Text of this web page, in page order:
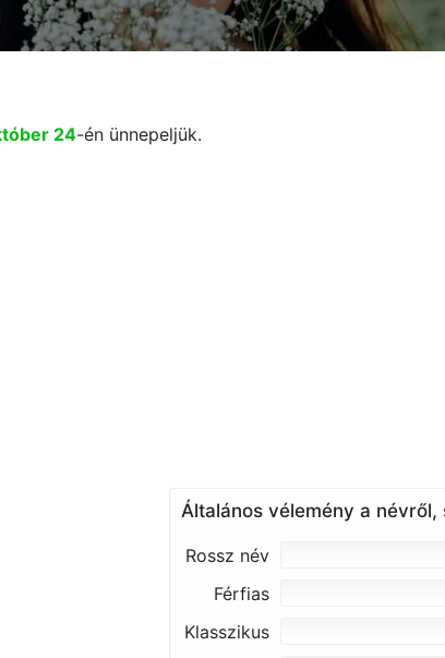
24-én ünnepeljük.
Általános vélemény a névről,
Rossz név
Férfias
Klasszikus